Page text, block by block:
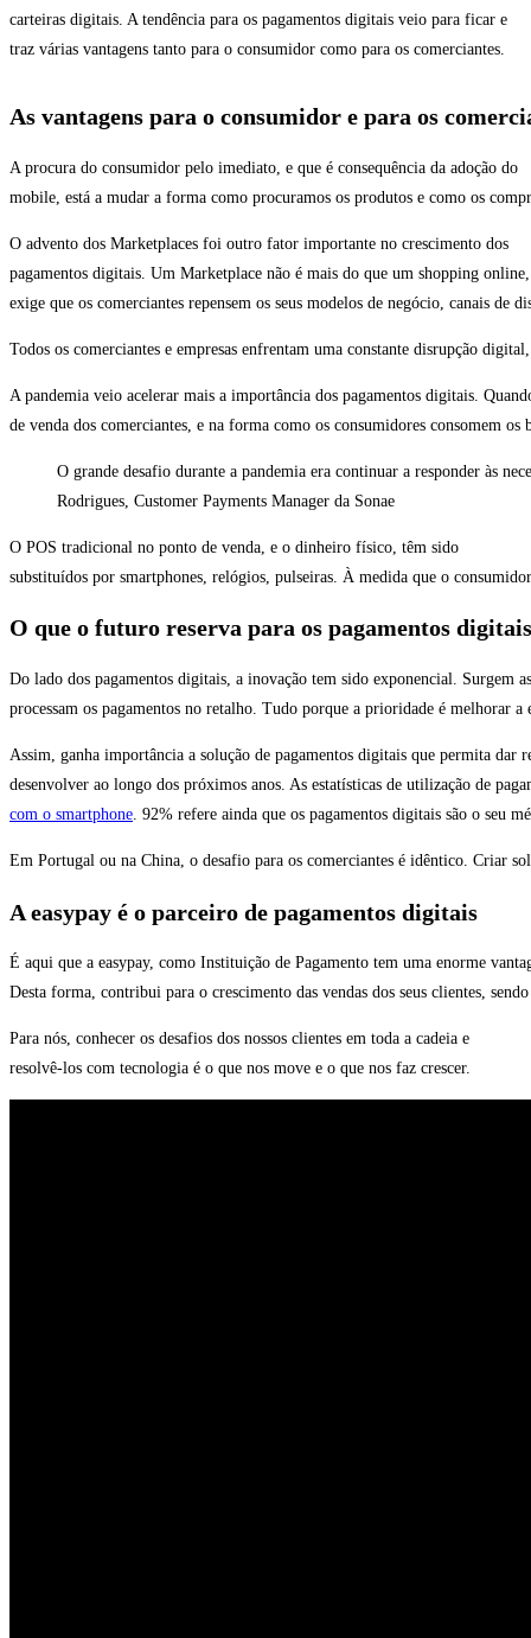
carteiras digitais. A tendência para os pagamentos digitais veio para ficar e
traz várias vantagens tanto para o consumidor como para os comerciantes.
As vantagens para o consumidor e para os
A procura do consumidor pelo imediato, e que é consequência da adoção do
mobile, está a mudar a forma como procuramos os produtos e como os
O advento dos Marketplaces foi outro fator importante no crescimento dos
pagamentos digitais. Um Marketplace não é mais do que um shopping
exige que os comerciantes repensem os seus modelos de negócio, canais de
Todos os comerciantes e empresas enfrentam uma constante disrupção
A pandemia veio acelerar mais a importância dos pagamentos digitais.
de venda dos comerciantes, e na forma como os consumidores consomem
O grande desafio durante a pandemia era continuar a responder às
Rodrigues, Customer Payments Manager da Sonae
O POS tradicional no ponto de venda, e o dinheiro físico, têm sido
substituídos por smartphones, relógios, pulseiras. À medida que o
O que o futuro reserva para os pagamentos digitais
Do lado dos pagamentos digitais, a inovação tem sido exponencial. Surgem
processam os pagamentos no retalho. Tudo porque a prioridade é melhorar
Assim, ganha importância a solução de pagamentos digitais que permita dar
desenvolver ao longo dos próximos anos. As estatísticas de utilização de
com o smartphone . 92% refere ainda que os pagamentos digitais são o seu
Em Portugal ou na China, o desafio para os comerciantes é idêntico. Criar
A easypay é o parceiro de pagamentos digitais
É aqui que a easypay, como Instituição de Pagamento tem uma enorme
Desta forma, contribui para o crescimento das vendas dos seus clientes,
Para nós, conhecer os desafios dos nossos clientes em toda a cadeia e
resolvê-los com tecnologia é o que nos move e o que nos faz crescer.